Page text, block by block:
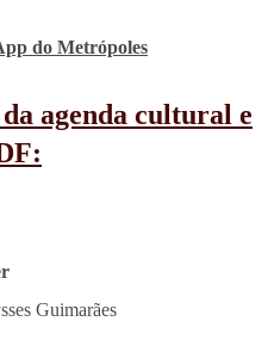
do Metrópoles
agenda cultural e
Guimarães